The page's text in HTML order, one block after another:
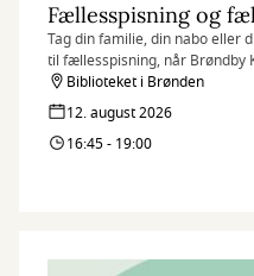
Fællesspisning og
Tag din familie, din nabo eller
til fællesspisning, når Brøndby
Brønden & Bønnen inviterer til
Brønden.
Biblioteket i Brønden
12. august 2026
16:45 - 19:00